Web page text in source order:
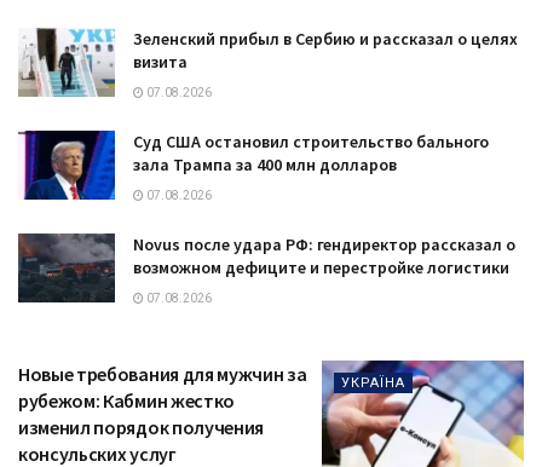
Зеленский прибыл в Сербию и рассказал о целях
визита
07.08.2026
Суд США остановил строительство бального
зала Трампа за 400 млн долларов
07.08.2026
Novus после удара РФ: гендиректор рассказал о
возможном дефиците и перестройке логистики
07.08.2026
УКРАЇНА
Новые требования для мужчин за
рубежом: Кабмин жестко
изменил порядок получения
консульских услуг